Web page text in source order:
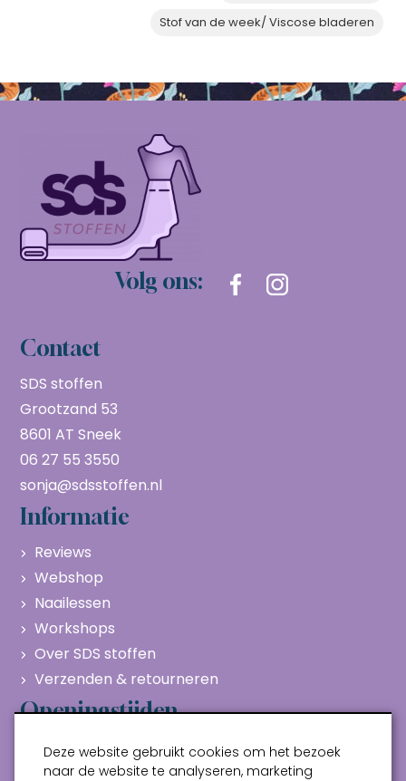
Stof van de week/ Viscose bladeren
Volg ons:
Contact
SDS stoffen
Grootzand 53
8601 AT Sneek
06 27 55 3550
sonja@sdsstoffen.nl
Informatie
Reviews
Webshop
Naailessen
Workshops
Over SDS stoffen
Verzenden & retourneren
Openingstijden
Maandag
Gesloten
Dinsdag
10:00 - 17:00
Deze website gebruikt cookies om het bezoek
naar de website te analyseren, marketing